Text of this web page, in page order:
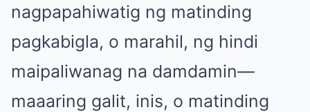
nagpapahiwatig ng matinding
pagkabigla, o marahil, ng hindi
maipaliwanag na damdamin—
maaaring galit, inis, o matinding